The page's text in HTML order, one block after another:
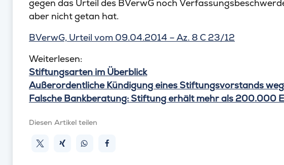
gegen das Urteil des BVerwG noch
aber nicht getan hat.
BVerwG, Urteil vom 09.04.2014 – Az. 8 C 23/12
Weiterlesen:
Stiftungsarten im Überblick
Außerordentliche Kündigung eines Stiftungsvorstands
Falsche Bankberatung: Stiftung erhält mehr als 200.000
Diesen Artikel teilen